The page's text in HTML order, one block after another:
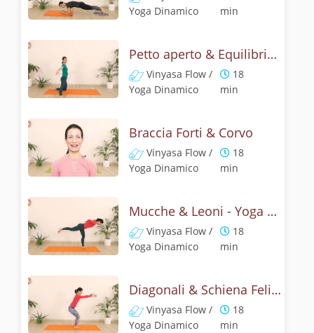
Yoga Dinamico
min
Petto aperto & Equilibrio libero - Challenge 14
Vinyasa Flow /
Yoga Dinamico
18
min
Braccia Forti & Corvo
Vinyasa Flow /
Yoga Dinamico
18
min
Mucche & Leoni - Yoga dinamoco
Vinyasa Flow /
Yoga Dinamico
18
min
Diagonali & Schiena Felice - Yoga Challenge 17
Vinyasa Flow /
Yoga Dinamico
18
min